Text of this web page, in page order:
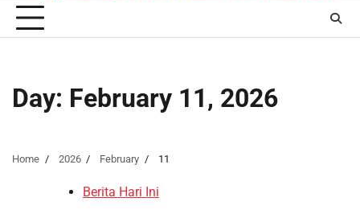
Day: February 11, 2026
Home 2026 February 11
Berita Hari Ini